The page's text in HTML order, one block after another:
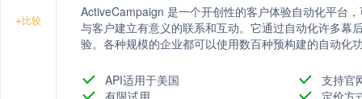
+比较
ActiveCampaign 是一个开创性的客户体验自动化平台
与客户建立有意义的联系和互动。它通过自动化许多幕
验。各种规模的企业都可以使用数百种预构建的自动化
API适用于美国
支持官
有限试用
定价方